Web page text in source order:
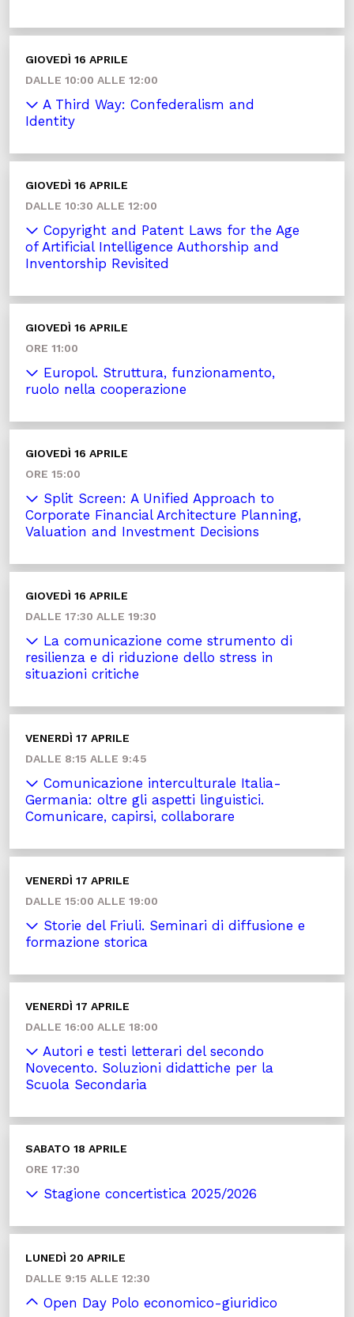
GIOVEDÌ 16 APRILE
DALLE 10:00 ALLE 12:00
A Third Way: Confederalism and
Identity
GIOVEDÌ 16 APRILE
DALLE 10:30 ALLE 12:00
Copyright and Patent Laws for the Age
of Artificial Intelligence Authorship and
Inventorship Revisited
GIOVEDÌ 16 APRILE
ORE 11:00
Europol. Struttura, funzionamento,
ruolo nella cooperazione
GIOVEDÌ 16 APRILE
ORE 15:00
Split Screen: A Unified Approach to
Corporate Financial Architecture Planning,
Valuation and Investment Decisions
GIOVEDÌ 16 APRILE
DALLE 17:30 ALLE 19:30
La comunicazione come strumento di
resilienza e di riduzione dello stress in
situazioni critiche
VENERDÌ 17 APRILE
DALLE 8:15 ALLE 9:45
Comunicazione interculturale Italia-
Germania: oltre gli aspetti linguistici.
Comunicare, capirsi, collaborare
VENERDÌ 17 APRILE
DALLE 15:00 ALLE 19:00
Storie del Friuli. Seminari di diffusione e
formazione storica
VENERDÌ 17 APRILE
DALLE 16:00 ALLE 18:00
Autori e testi letterari del secondo
Novecento. Soluzioni didattiche per la
Scuola Secondaria
SABATO 18 APRILE
ORE 17:30
Stagione concertistica 2025/2026
LUNEDÌ 20 APRILE
DALLE 9:15 ALLE 12:30
Open Day Polo economico-giuridico